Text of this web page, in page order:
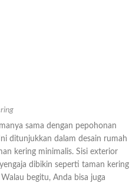
sama dengan pepohonan
ditunjukkan dalam desain rumah
kering minimalis. Sisi exterior
dibikin seperti taman kering
begitu, Anda bisa juga